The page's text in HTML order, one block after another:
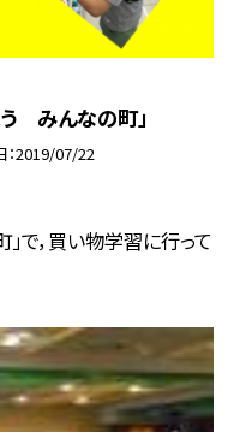
う みんなの町」
2019/07/22
」で，買い物学習に行って